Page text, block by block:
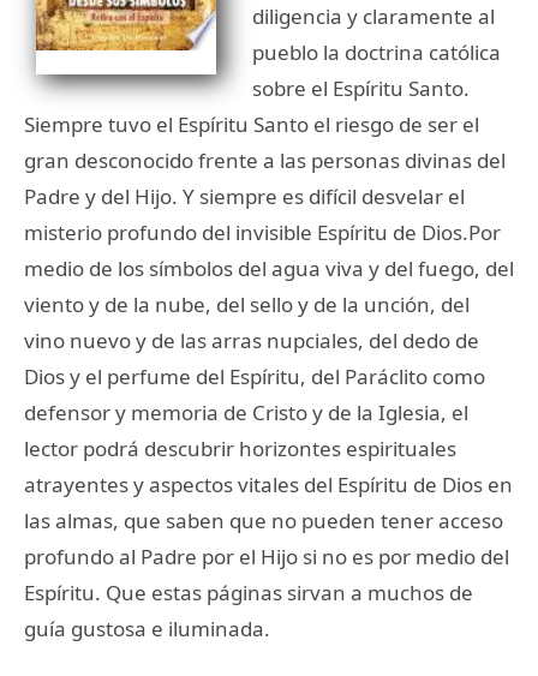
diligencia y claramente al
pueblo la doctrina católica
sobre el Espíritu Santo.
Siempre tuvo el Espíritu Santo el riesgo de ser el
gran desconocido frente a las personas divinas del
Padre y del Hijo. Y siempre es difícil desvelar el
misterio profundo del invisible Espíritu de Dios.Por
medio de los símbolos del agua viva y del fuego, del
viento y de la nube, del sello y de la unción, del
vino nuevo y de las arras nupciales, del dedo de
Dios y el perfume del Espíritu, del Paráclito como
defensor y memoria de Cristo y de la Iglesia, el
lector podrá descubrir horizontes espirituales
atrayentes y aspectos vitales del Espíritu de Dios en
las almas, que saben que no pueden tener acceso
profundo al Padre por el Hijo si no es por medio del
Espíritu. Que estas páginas sirvan a muchos de
guía gustosa e iluminada.